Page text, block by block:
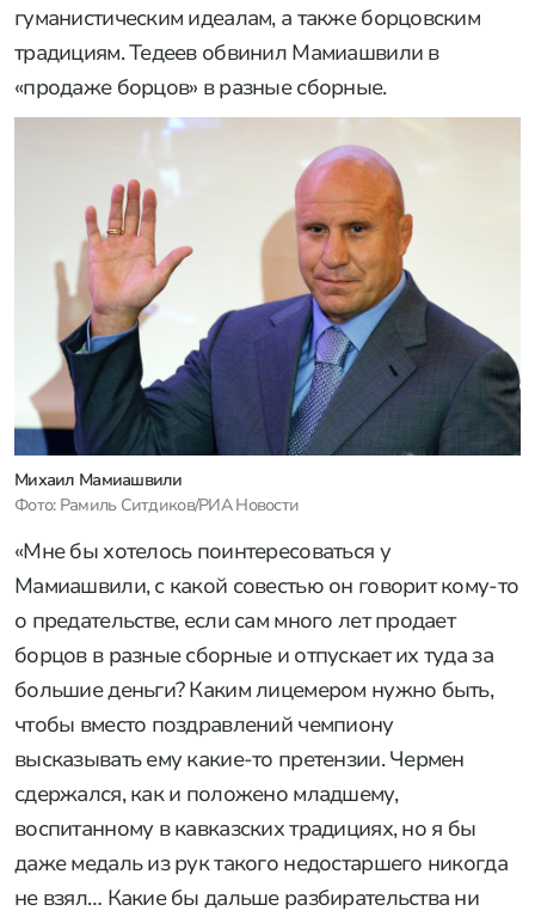
гуманистическим идеалам, а также борцовским
традициям. Тедеев обвинил Мамиашвили в
«продаже борцов» в разные сборные.
Михаил Мамиашвили
Фото: Рамиль Ситдиков/РИА Новости
«Мне бы хотелось поинтересоваться у
Мамиашвили, с какой совестью он говорит кому-то
о предательстве, если сам много лет продает
борцов в разные сборные и отпускает их туда за
большие деньги? Каким лицемером нужно быть,
чтобы вместо поздравлений чемпиону
высказывать ему какие-то претензии. Чермен
сдержался, как и положено младшему,
воспитанному в кавказских традициях, но я бы
даже медаль из рук такого недостаршего никогда
не взял… Какие бы дальше разбирательства ни